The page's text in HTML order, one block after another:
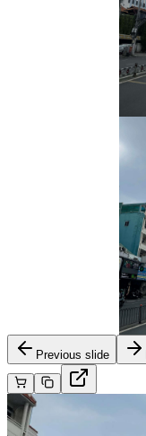
Previous slide